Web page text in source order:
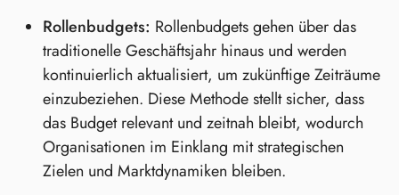
Rollenbudgets: Rollenbudgets gehen über das
traditionelle Geschäftsjahr hinaus und werden
kontinuierlich aktualisiert, um zukünftige Zeiträume
einzubeziehen. Diese Methode stellt sicher, dass
das Budget relevant und zeitnah bleibt, wodurch
Organisationen im Einklang mit strategischen
Zielen und Marktdynamiken bleiben.